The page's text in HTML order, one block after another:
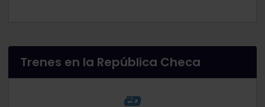
Trenes en la República Checa